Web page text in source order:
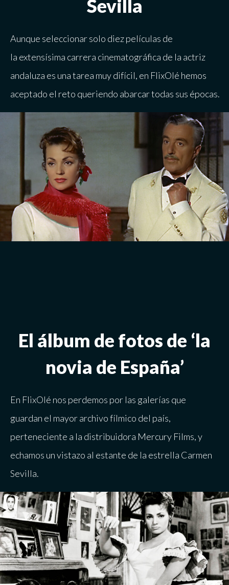
Sevilla
Aunque seleccionar solo diez películas de
la extensísima carrera cinematográfica de la actriz
andaluza es una tarea muy difícil, en FlixOlé hemos
aceptado el reto queriendo abarcar todas sus épocas.
El álbum de fotos de ‘la
novia de España’
En FlixOlé nos perdemos por las galerías que
guardan el mayor archivo fílmico del país,
perteneciente a la distribuidora Mercury Films, y
echamos un vistazo al estante de la estrella Carmen
Sevilla.